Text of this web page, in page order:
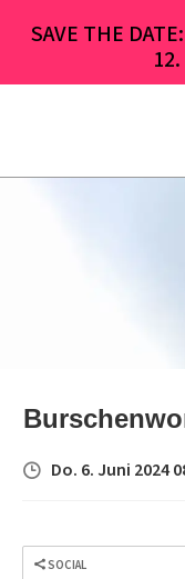
SAVE THE
Do. 6. Juni 2024
SOCIAL